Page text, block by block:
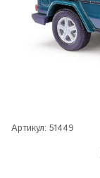
Артикул: 51449